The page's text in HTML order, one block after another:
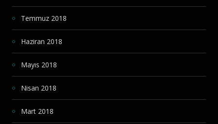
Temmuz 2018
Haziran 2018
Mayıs 2018
Nisan 2018
Mart 2018